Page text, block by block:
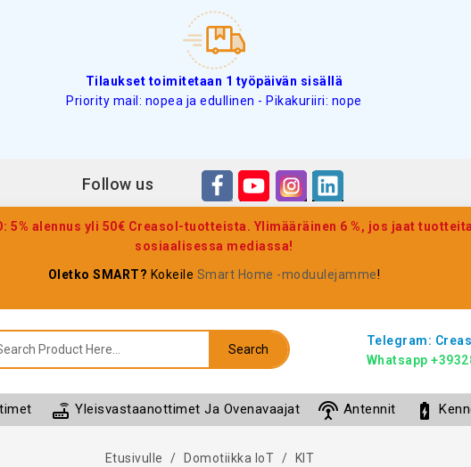
Tilaukset toimitetaan 1 työpäivän sisällä
Priority mail: nopea ja edullinen - Pikakuriiri: nope
Follow us
5% alennus yli 50€ Creasol-tuotteista. Ylimääräinen 6 %, jos jaat tuotteita
sosiaalisessa mediassa!
Oletko SMART? Kokeile Smart Home -moduulejamme!
Telegram:
Whatsapp
Search
router Yleisvastaanottimet Ja Ovenavaajat settings_input_antenna Antennit battery_charging_full
Etusivulle Domotiikka IoT KIT